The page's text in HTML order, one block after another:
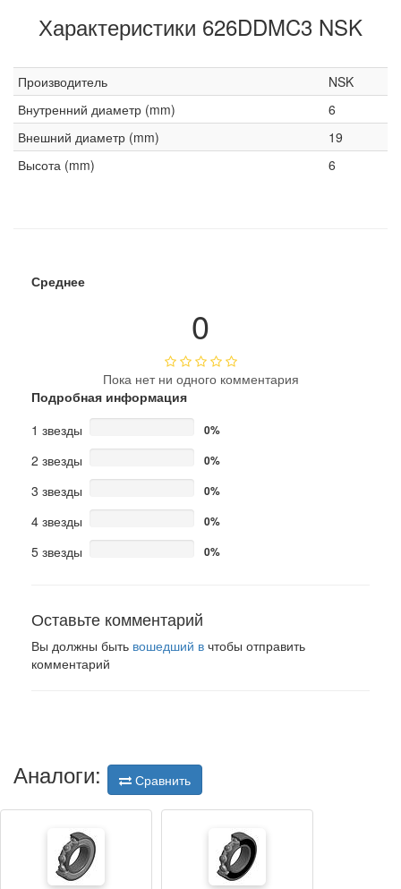
Характеристики 626DDMC3 NSK
Производитель
NSK
Внутренний диаметр (mm)
6
Внешний диаметр (mm)
19
Высота (mm)
6
Среднее
0
Пока нет ни одного комментария
Подробная информация
1 звезды
0%
2 звезды 0%
3 звезды 0%
4 звезды 0%
5 звезды 0%
Оставьте комментарий
Вы должны быть вошедший в чтобы отправить
комментарий
Аналоги: Сравнить